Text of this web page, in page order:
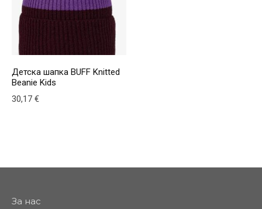
Детска шапка BUFF Knitted
Beanie Kids
30,17 €
За нас